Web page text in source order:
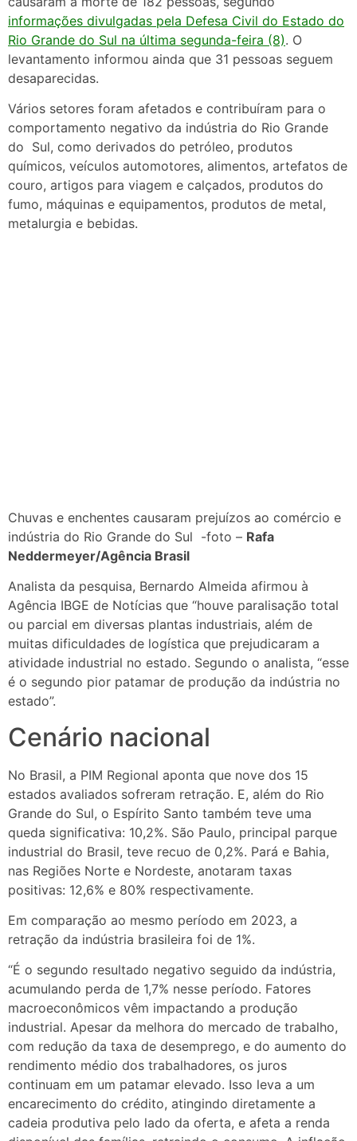
informações divulgadas pela Defesa Civil do Estado do
Rio Grande do Sul na última segunda-feira (8). O
levantamento informou ainda que 31 pessoas seguem
desaparecidas.
Vários setores foram afetados e contribuíram para o
comportamento negativo da indústria do Rio Grande
do Sul, como derivados do petróleo, produtos
químicos, veículos automotores, alimentos, artefatos de
couro, artigos para viagem e calçados, produtos do
fumo, máquinas e equipamentos, produtos de metal,
metalurgia e bebidas.
Chuvas e enchentes causaram prejuízos ao comércio e
indústria do Rio Grande do Sul -foto – Rafa
Neddermeyer/Agência Brasil
Analista da pesquisa, Bernardo Almeida afirmou à
Agência IBGE de Notícias que “houve paralisação total
ou parcial em diversas plantas industriais, além de
muitas dificuldades de logística que prejudicaram a
atividade industrial no estado. Segundo o analista, “esse
é o segundo pior patamar de produção da indústria no
estado”.
Cenário nacional
No Brasil, a PIM Regional aponta que nove dos 15
estados avaliados sofreram retração. E, além do Rio
Grande do Sul, o Espírito Santo também teve uma
queda significativa: 10,2%. São Paulo, principal parque
industrial do Brasil, teve recuo de 0,2%. Pará e Bahia,
nas Regiões Norte e Nordeste, anotaram taxas
positivas: 12,6% e 80% respectivamente.
Em comparação ao mesmo período em 2023, a
retração da indústria brasileira foi de 1%.
“É o segundo resultado negativo seguido da indústria,
acumulando perda de 1,7% nesse período. Fatores
macroeconômicos vêm impactando a produção
industrial. Apesar da melhora do mercado de trabalho,
com redução da taxa de desemprego, e do aumento do
rendimento médio dos trabalhadores, os juros
continuam em um patamar elevado. Isso leva a um
encarecimento do crédito, atingindo diretamente a
cadeia produtiva pelo lado da oferta, e afeta a renda